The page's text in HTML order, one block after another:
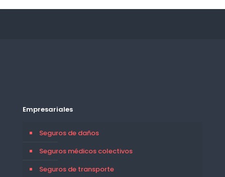
Empresariales
Seguros de daños
Seguros médicos colectivos
Seguros de transporte